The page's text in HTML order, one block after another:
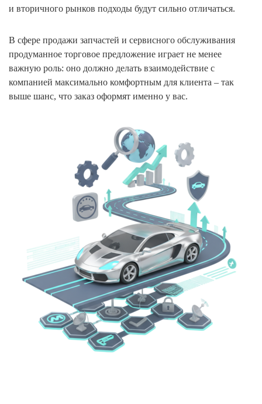
и вторичного рынков подходы будут сильно отличаться.
В сфере продажи запчастей и сервисного обслуживания
продуманное торговое предложение играет не менее
важную роль: оно должно делать взаимодействие с
компанией максимально комфортным для клиента – так
выше шанс, что заказ оформят именно у вас.